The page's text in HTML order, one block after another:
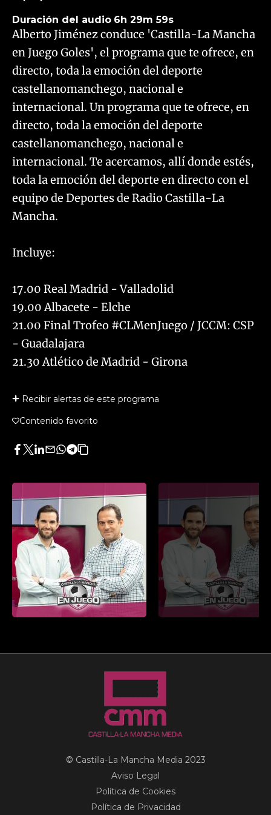
Duración del audio 6h 29m 59s
Alberto Jiménez conduce 'Castilla-La Mancha
en Juego Goles', el programa que te ofrece, en
directo, toda la emoción del deporte
castellanomanchego, nacional e
internacional. Un programa que te ofrece, en
directo, toda la emoción del deporte
castellanomanchego, nacional e
internacional. Te acercamos, allí donde estés,
toda la emoción del deporte en directo con el
equipo de Deportes de Radio Castilla-La
Mancha.
Incluye:
17.00 Real Madrid - Valladolid
19.00 Albacete - Elche
21.00 Final Trofeo #CLMenJuego / JCCM: CSP
- Guadalajara
21.30 Atlético de Madrid - Girona
Recibir alertas de este programa
Contenido favorito
Facebook
Twitter
LinkedIn
Enviar
Whatsapp
Telegram
Copiar
artículo
© Castilla-La Mancha Media 2023
Aviso Legal
Política de Cookies
Política de Privacidad